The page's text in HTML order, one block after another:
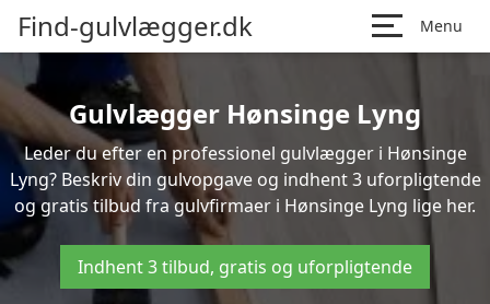
Find-gulvlægger.dk Menu
Gulvlægger Hønsinge Lyng
Leder du efter en professionel gulvlægger i Hønsinge
Lyng? Beskriv din gulvopgave og indhent 3 uforpligtende
og gratis tilbud fra gulvfirmaer i Hønsinge Lyng lige her.
Indhent 3 tilbud, gratis og uforpligtende